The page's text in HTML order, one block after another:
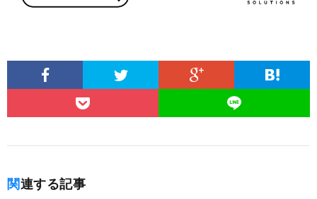
関連する記事